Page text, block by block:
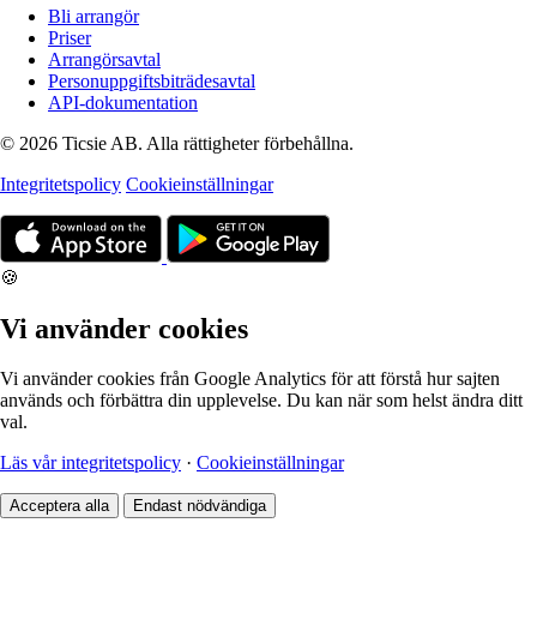
Bli arrangör
Priser
Arrangörsavtal
Personuppgiftsbiträdesavtal
API-dokumentation
© 2026 Ticsie AB. Alla rättigheter förbehållna.
Integritetspolicy Cookieinställningar
🍪
Vi använder cookies
Vi använder cookies från Google Analytics för att förstå hur sajten
används och förbättra din upplevelse. Du kan när som helst ändra ditt
val.
Läs vår integritetspolicy · Cookieinställningar
Acceptera alla Endast nödvändiga